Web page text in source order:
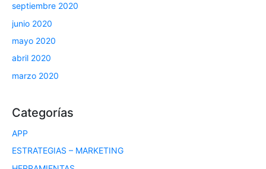
septiembre 2020
junio 2020
mayo 2020
abril 2020
marzo 2020
Categorías
APP
ESTRATEGIAS – MARKETING